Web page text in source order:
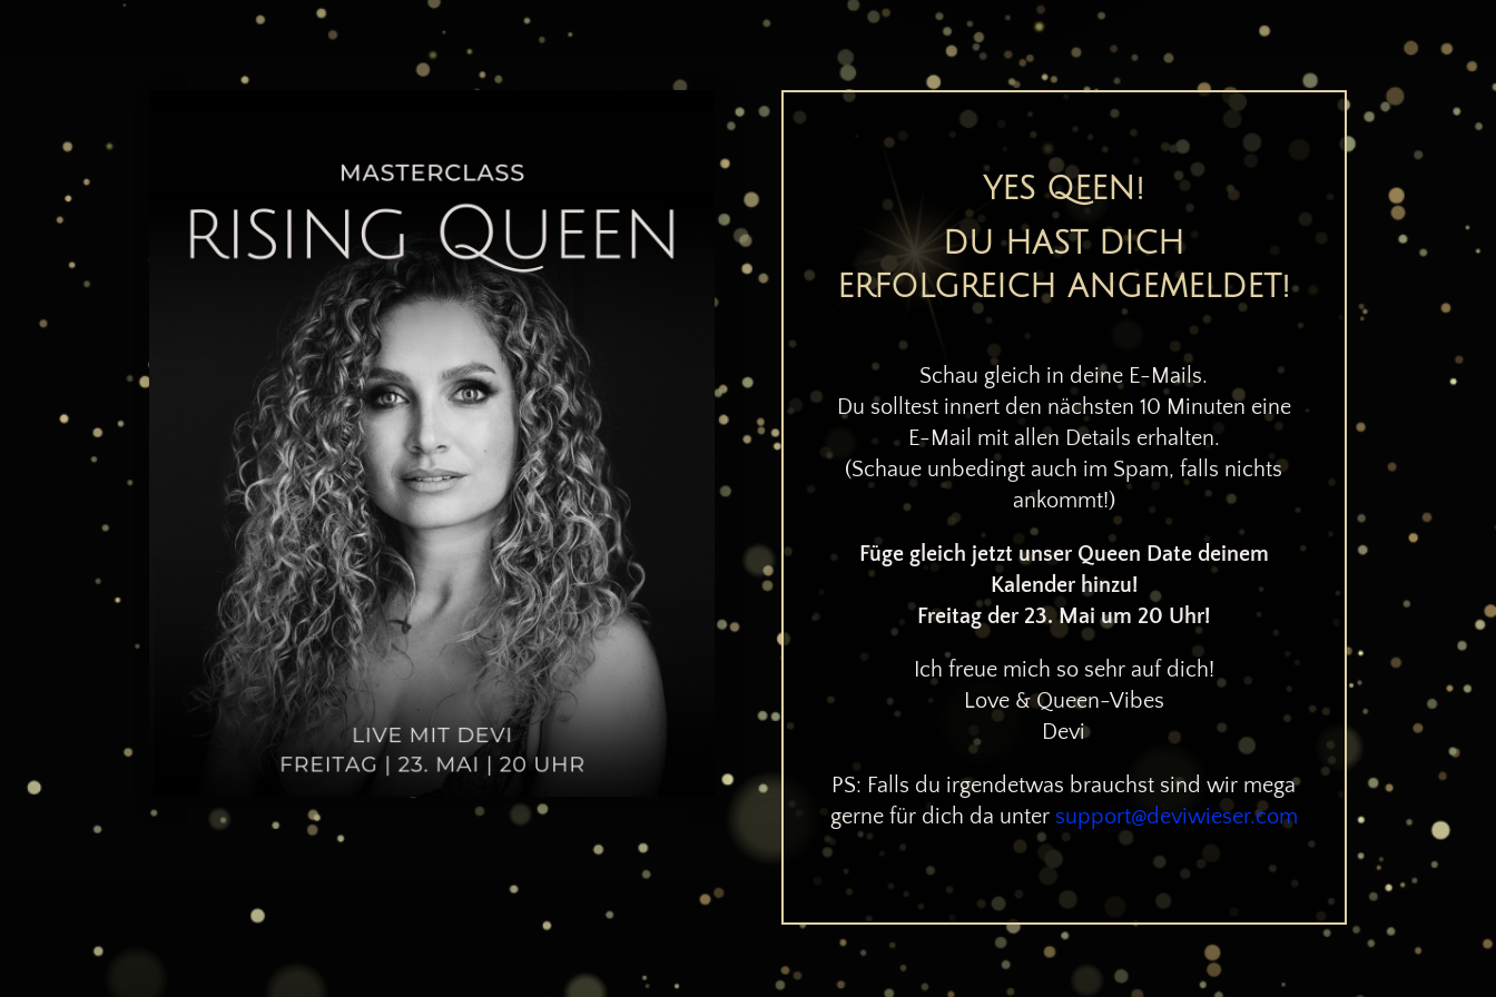
YES QEEN!
DU HAST DICH
ERFOLGREICH ANGEMELDET!
Schau gleich in deine E-Mails.
Du solltest innert den nächsten 10 Minuten eine
E-Mail mit allen Details erhalten.
(Schaue unbedingt auch im Spam, falls nichts
ankommt!)
Füge gleich jetzt unser Queen Date deinem
Kalender hinzu!
Freitag der 23. Mai um 20 Uhr!
Ich freue mich so sehr auf dich!
Love & Queen-Vibes
Devi
PS: Falls du irgendetwas brauchst sind wir mega
gerne für dich da unter support@deviwieser.com